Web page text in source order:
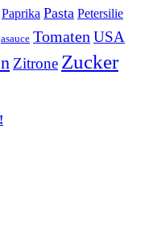
Paprika Pasta Petersilie
Tomaten USA
Zitrone Zucker